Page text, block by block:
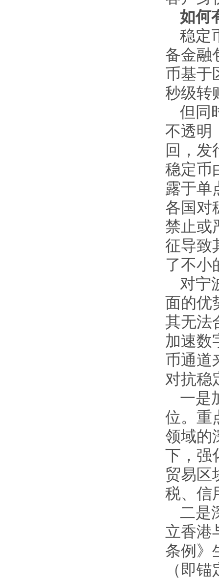
如何
稳定
备金融
币基于
秒级转
但同
不透明
回，发
稳定币
露于单
各国对
禁止或
征导致
了不小
对宁
面的优
其无法
加速数
币通道
对抗稳
一是
位。重
领域的
下，强
贸易区
税、信
二是
立香港
条例》
（即